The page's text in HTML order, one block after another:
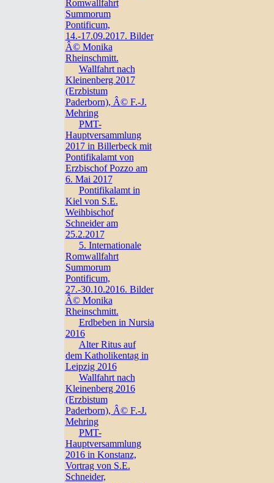
Romwallfahrt
Summorum
Pontificum,
14.-17.09.2017. Bilder
Â© Monika
Rheinschmitt.
Wallfahrt nach
Kleinenberg 2017
(Erzbistum
Paderborn), Â© F.-J.
Mehring
PMT-
Hauptversammlung
2017 in Billerbeck mit
Pontifikalamt von
Erzbischof Pozzo am
6. Mai 2017
Pontifikalamt in
Kiel von S.E.
Weihbischof
Schneider am
25.2.2017
5. Internationale
Romwallfahrt
Summorum
Pontificum,
27.-30.10.2016. Bilder
Â© Monika
Rheinschmitt.
Erdbeben in Nursia
2016
Alter Ritus auf
dem Katholikentag in
Leipzig 2016
Wallfahrt nach
Kleinenberg 2016
(Erzbistum
Paderborn), Â© F.-J.
Mehring
PMT-
Hauptversammlung
2016 in Konstanz,
Vortrag von S.E.
Schneider,